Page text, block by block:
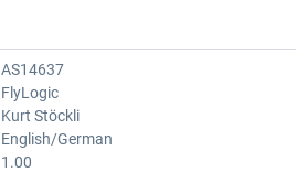
AS14637
FlyLogic
Kurt Stöckli
English/German
1.00